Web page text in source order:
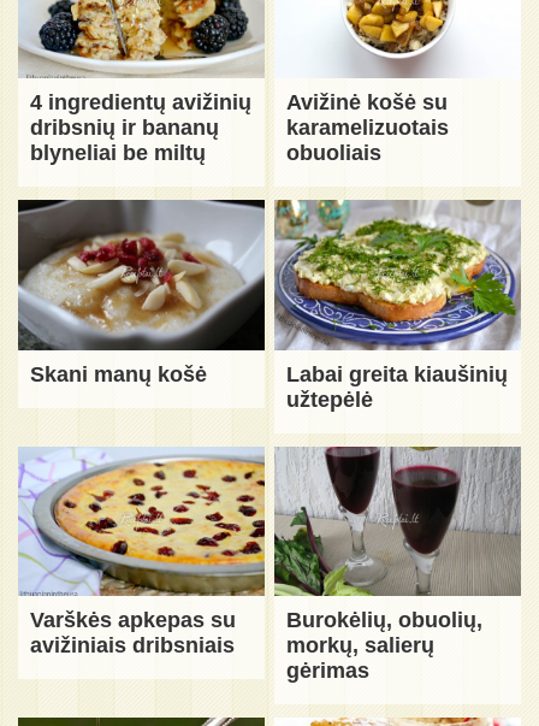
4 ingredientų avižinių
dribsnių ir bananų
blyneliai be miltų
Avižinė košė su
karamelizuotais
obuoliais
Skani manų košė
Labai greita kiaušinių
užtepėlė
Varškės apkepas su
avižiniais dribsniais
Burokėlių, obuolių,
morkų, salierų
gėrimas